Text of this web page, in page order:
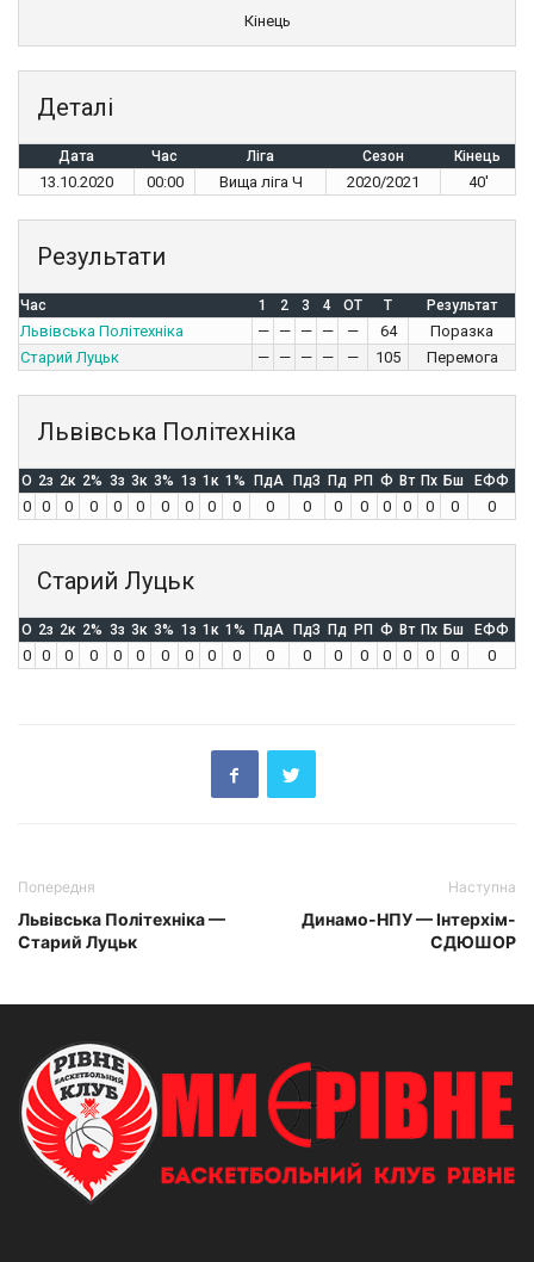
Кінець
Деталі
Дата Час Ліга Сезон Кінець
13.10.2020 00:00 Вища ліга Ч 2020/2021 40'
Результати
Час 1 2 3 4 OT T Результат
Львівська Політехніка — — — — — 64
Поразка
Старий Луцьк
— — — — — 105 Перемога
Львівська Політехніка
O 2з 2к 2% 3з 3к 3% 1з 1к 1% ПдА ПдЗ Пд РП Ф Вт Пх Бш ЕФФ
0 0 0 0 0 0 0 0 0 0 0 0 0 0 0 0 0 0 0
Старий Луцьк
O 2з 2к 2% 3з 3к 3% 1з 1к 1% ПдА ПдЗ Пд РП Ф Вт Пх Бш ЕФФ
0 0 0 0 0 0 0 0 0 0 0 0 0 0 0 0 0 0 0
Попередня
Львівська Політехніка —
Старий Луцьк
Наступна
Динамо-НПУ — Інтерхім-
СДЮШОР